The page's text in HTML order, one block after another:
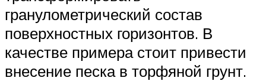
гранулометрический состав
поверхностных горизонтов. В
качестве примера стоит привести
внесение песка в торфяной грунт.